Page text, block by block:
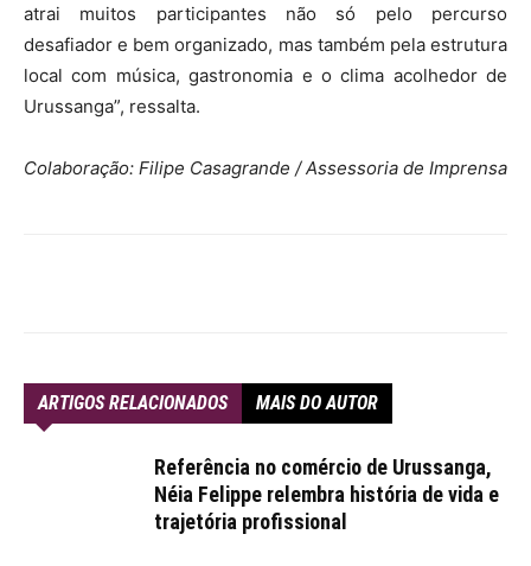
atrai muitos participantes não só pelo percurso
desafiador e bem organizado, mas também pela estrutura
local com música, gastronomia e o clima acolhedor de
Urussanga”, ressalta.
Colaboração: Filipe Casagrande / Assessoria de Imprensa
ARTIGOS RELACIONADOS MAIS DO AUTOR
Referência no comércio de Urussanga,
Néia Felippe relembra história de vida e
trajetória profissional